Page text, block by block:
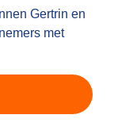
Gertrin en
met